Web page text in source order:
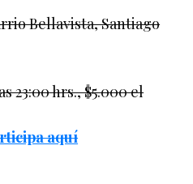
Bellavista, Santiago
23:00 hrs., $5.000 el
aquí